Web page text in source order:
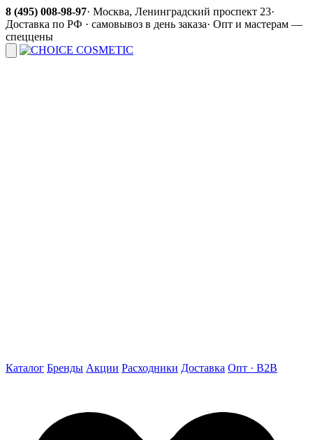
8 (495) 008-98-97· Москва, Ленинградский проспект 23·
Доставка по РФ · самовывоз в день заказа· Опт и мастерам —
спеццены
Каталог Бренды Акции Расходники Доставка Опт · B2B